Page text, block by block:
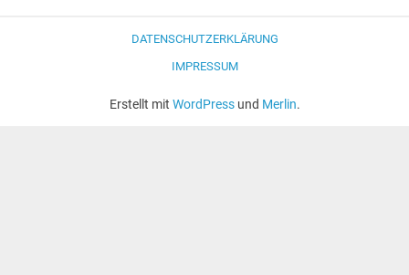
DATENSCHUTZERKLÄRUNG
IMPRESSUM
Erstellt mit WordPressund Merlin.